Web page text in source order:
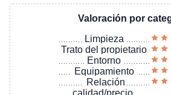
Valoración por
Limpieza
Trato del propietario
Entorno
Equipamiento
Relación
calidad/precio